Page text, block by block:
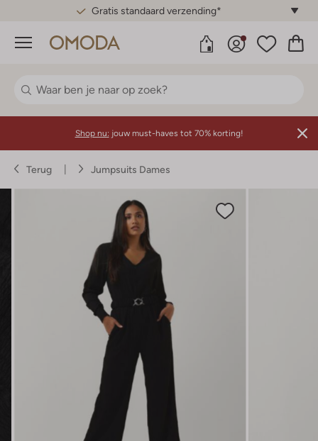
Gratis standaard verzending*
Menu
Shop nu: jouw must-haves tot 70% korting!
Terug Jumpsuits Dames